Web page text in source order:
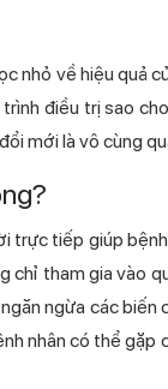
nhỏ về hiệu quả
điều trị sao
mới là vô cùng
trực tiếp giúp
chỉ tham gia vào
ngừa các biến
nhân có thể gặp